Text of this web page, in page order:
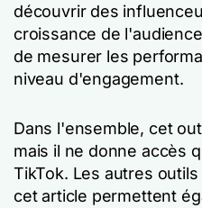
découvrir des
croissance de
de mesurer les
niveau d'engagement.
Dans l'ensemble, cet
mais il ne donne accès
TikTok. Les autres
cet article permettent